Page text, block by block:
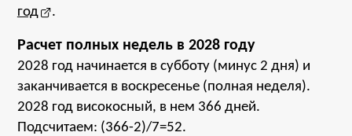
год
.
Расчет полных недель в 2028 году
2028 год начинается в субботу (минус 2 дня) и
заканчивается в воскресенье (полная неделя).
2028 год високосный, в нем 366 дней.
Подсчитаем: (366-2)/7=52.